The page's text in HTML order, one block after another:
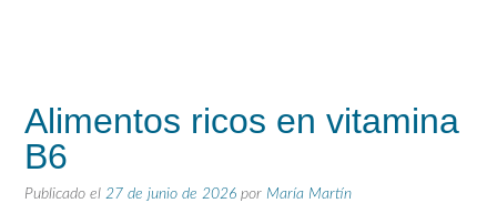
Alimentos ricos en vitamina
B6
Publicado el 27 de junio de 2026 por María Martín